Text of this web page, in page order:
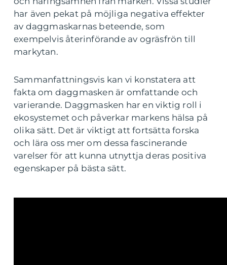
har även pekat på möjliga negativa effekter
av daggmaskarnas beteende, som
exempelvis återinförande av ogräsfrön till
markytan.
Sammanfattningsvis kan vi konstatera att
fakta om daggmasken är omfattande och
varierande. Daggmasken har en viktig roll i
ekosystemet och påverkar markens hälsa på
olika sätt. Det är viktigt att fortsätta forska
och lära oss mer om dessa fascinerande
varelser för att kunna utnyttja deras positiva
egenskaper på bästa sätt.